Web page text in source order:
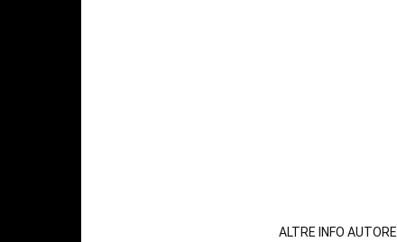
ALTRE INFO AUTORE